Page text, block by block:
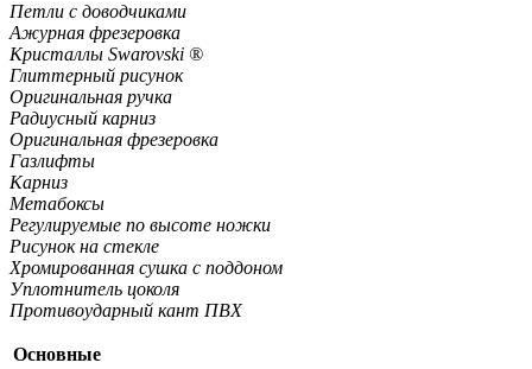
Петли с доводчиками
Ажурная фрезеровка
Кристаллы Swarovski ®
Глиттерный рисунок
Оригинальная ручка
Радиусный карниз
Оригинальная фрезеровка
Газлифты
Карниз
Метабоксы
Регулируемые по высоте ножки
Рисунок на стекле
Хромированная сушка с поддоном
Уплотнитель цоколя
Противоударный кант ПВХ
Основные